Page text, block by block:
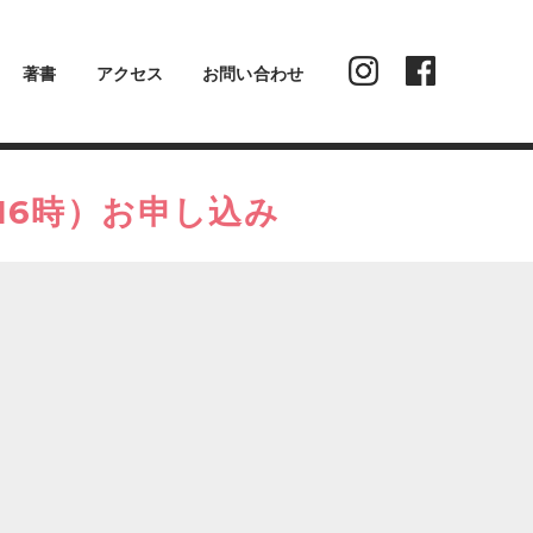
著書 アクセス お問い合わせ
時）お申し込み